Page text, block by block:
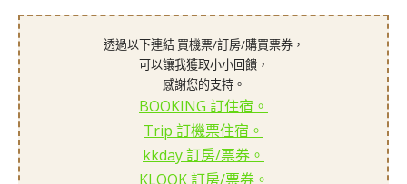
透過以下連結 買機票/訂房/購買票券，
可以讓我獲取小小回饋，
感謝您的支持。
BOOKING 訂住宿。
Trip 訂機票住宿。
kkday 訂房/票券。
KLOOK 訂房/票券。